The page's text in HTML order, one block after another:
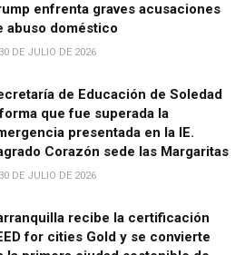
enfrenta graves acusaciones
abuso doméstico
DE JULIO DE 2026
de Educación de Soledad
que fue superada la
presentada en la IE.
Corazón sede las Margaritas
DE JULIO DE 2026
recibe la certificación
for cities Gold y se convierte